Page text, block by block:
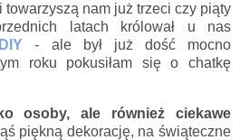
nam już trzeci czy piąty
latach królował u nas
- ale był już dość mocno
roku pokusiłam się o chatkę
osoby, ale również ciekawe
piękną dekorację, na świąteczne